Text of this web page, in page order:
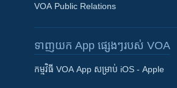
Khmer English
VOA Public Relations
ទាញយក​ App ផ្សេងៗ​របស់​ VOA
កម្មវិធី​ VOA App សម្រាប់ iOS - Apple